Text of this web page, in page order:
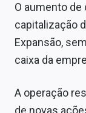
Expediente
O aumento
capitalização
Expansão,
caixa da
A operação